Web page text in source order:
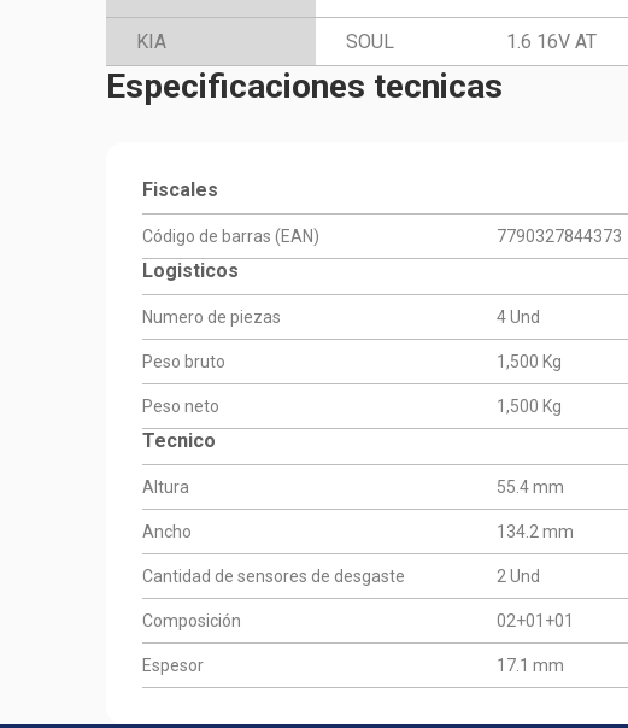
KIA SOUL 1.6 16V AT
Especificaciones tecnicas
Fiscales
Código de barras (EAN) 7790327844373
Logisticos
Numero de piezas 4 Und
Peso bruto 1,500 Kg
Peso neto 1,500 Kg
Tecnico
Altura 55.4 mm
Ancho 134.2 mm
Cantidad de sensores de desgaste 2 Und
Composición 02+01+01
Espesor 17.1 mm